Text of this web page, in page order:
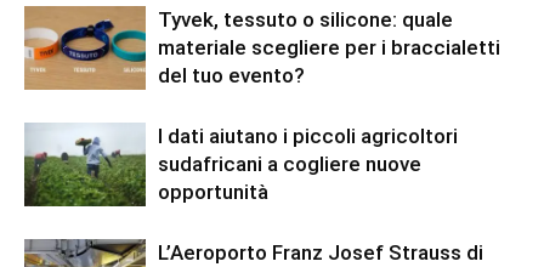
Tyvek, tessuto o silicone: quale
materiale scegliere per i braccialetti
del tuo evento?
I dati aiutano i piccoli agricoltori
sudafricani a cogliere nuove
opportunità
L’Aeroporto Franz Josef Strauss di